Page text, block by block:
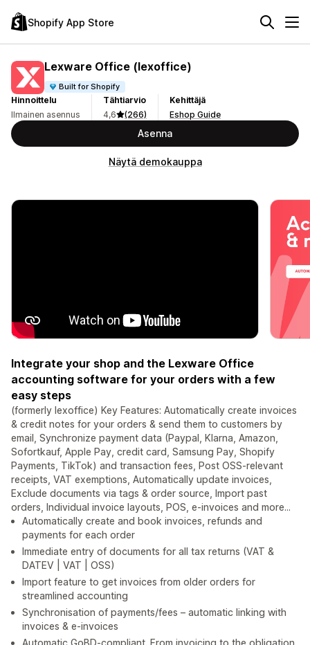
Shopify App Store
Lexware Office (lexoffice)
Built for Shopify
Hinnoittelu
Ilmainen asennus
Tähtiarvio
4,6
(266)
Kehittäjä
Eshop Guide
Asenna
Näytä demokauppa
Integrate your shop and the Lexware Office
accounting software for your orders with a few
easy steps
(formerly lexoffice) Key Features: Automatically create invoices
& credit notes for your orders & send them to customers by
email, Synchronize payment data (Paypal, Klarna, Amazon,
Sofortkauf, Apple Pay, credit card, Samsung Pay, Shopify
Payments, TikTok) and transaction fees, Post OSS-relevant
receipts, VAT exemptions, Automatically update invoices,
Exclude documents via tags & order source, Import past
orders, Individual invoice layouts, POS, e-invoices and more...
Automatically create and book invoices, refunds and
payments for each order
Immediate entry of documents for all tax returns (VAT &
DATEV | VAT | OSS)
Import feature to get invoices from older orders for
streamlined accounting
Synchronisation of payments/fees – automatic linking with
invoices & e-invoices